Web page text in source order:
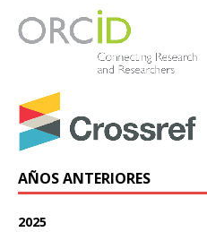
AÑOS ANTERIORES
2025